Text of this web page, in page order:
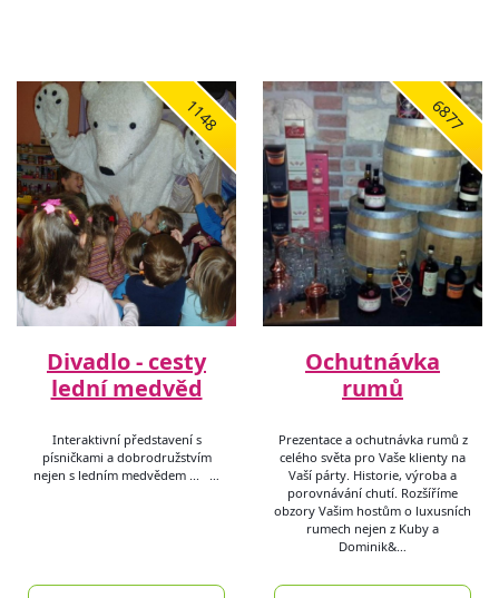
1148
Divadlo - cesty
lední medvěd
Interaktivní představení s
písničkami a dobrodružstvím
nejen s ledním medvědem ... …
6877
Ochutnávka
rumů
Prezentace a ochutnávka rumů z
celého světa pro Vaše klienty na
Vaší párty. Historie, výroba a
porovnávání chutí. Rozšíříme
obzory Vašim hostům o luxusních
rumech nejen z Kuby a
Dominik&…